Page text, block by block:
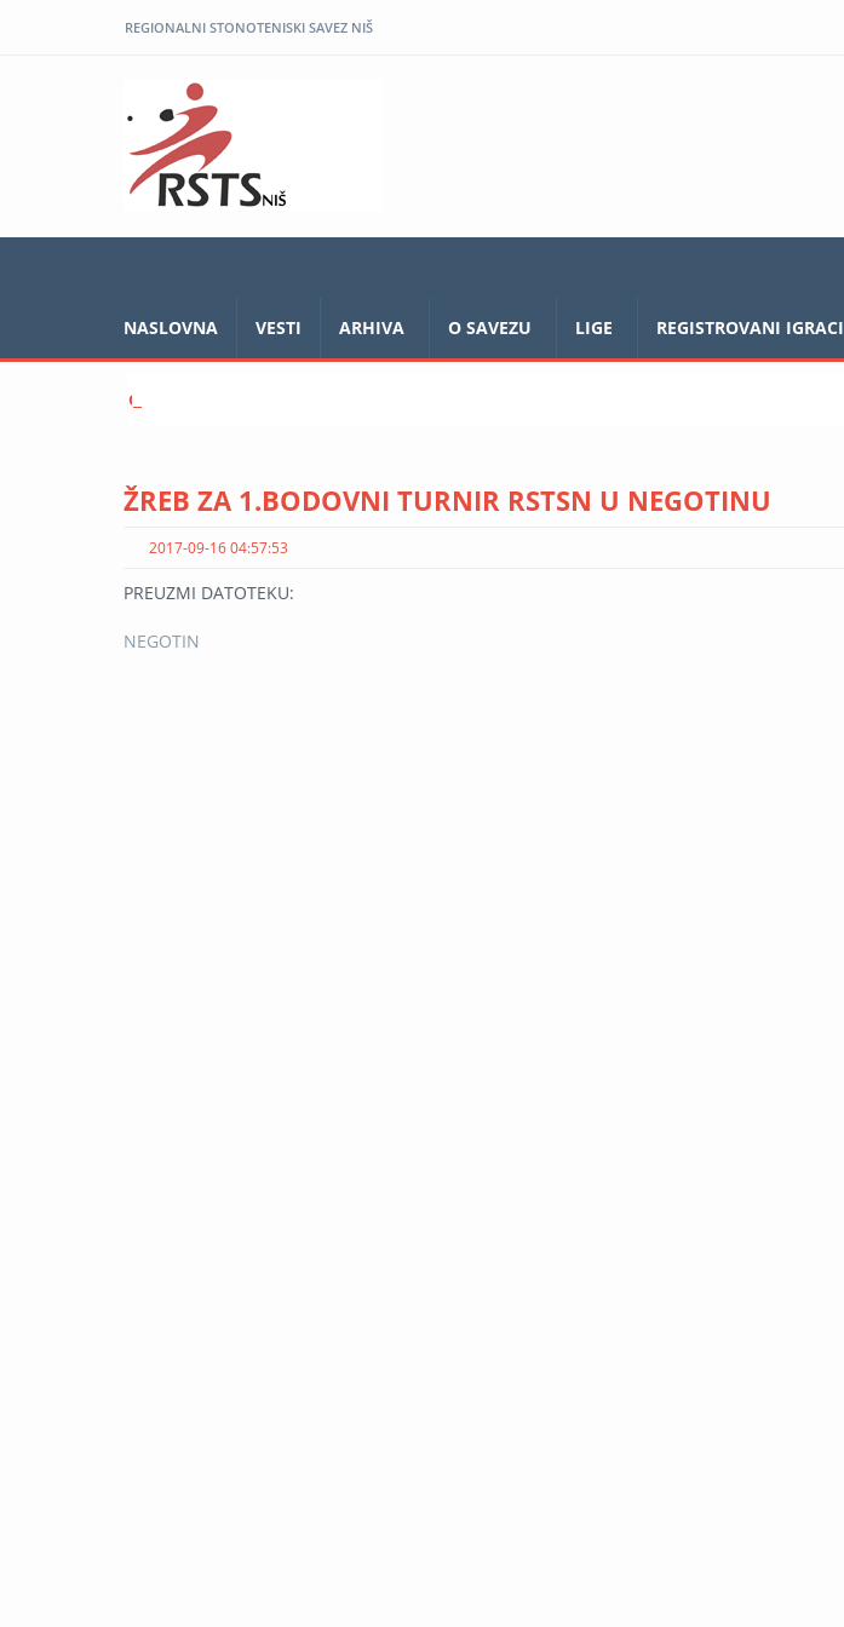
REGIONALNI STONOTENISKI SAVEZ NIŠ
NASLOVNA VESTI ARHIVA O SAVEZU LIGE REGISTROVANI IGRACI
Otvoreno prvenstvo Vranja 2023
ŽREB ZA 1.BODOVNI TURNIR RSTSN U NEGOTINU
2017-09-16 04:57:53
PREUZMI DATOTEKU:
NEGOTIN